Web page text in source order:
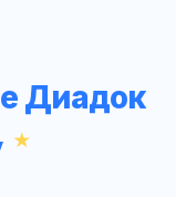
Диадок